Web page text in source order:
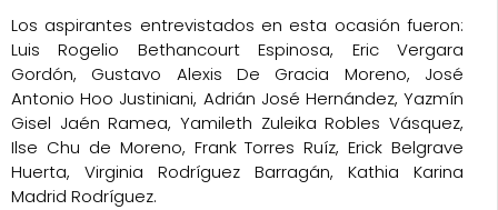
Los aspirantes entrevistados en esta ocasión fueron:
Luis Rogelio Bethancourt Espinosa, Eric Vergara
Gordón, Gustavo Alexis De Gracia Moreno, José
Antonio Hoo Justiniani, Adrián José Hernández, Yazmín
Gisel Jaén Ramea, Yamileth Zuleika Robles Vásquez,
Ilse Chu de Moreno, Frank Torres Ruíz, Erick Belgrave
Huerta, Virginia Rodríguez Barragán, Kathia Karina
Madrid Rodríguez.